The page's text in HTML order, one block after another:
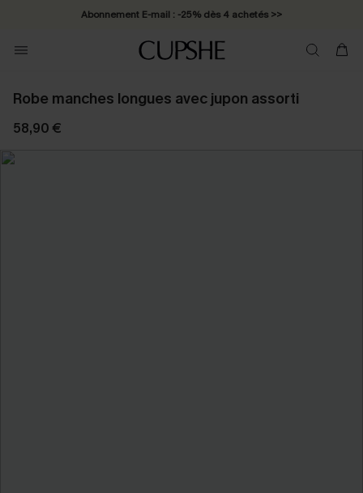
Abonnement E-mail : -25% dès 4 achetés >>
Robe manches longues avec jupon assorti
58,90 €